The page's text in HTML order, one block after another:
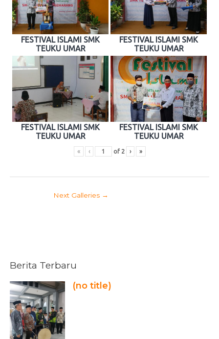
FESTIVAL ISLAMI SMK
TEUKU UMAR
FESTIVAL ISLAMI SMK
TEUKU UMAR
FESTIVAL ISLAMI SMK
TEUKU UMAR
FESTIVAL ISLAMI SMK
TEUKU UMAR
« ‹ of 2 › »
Next Galleries →
Berita Terbaru
(no title)